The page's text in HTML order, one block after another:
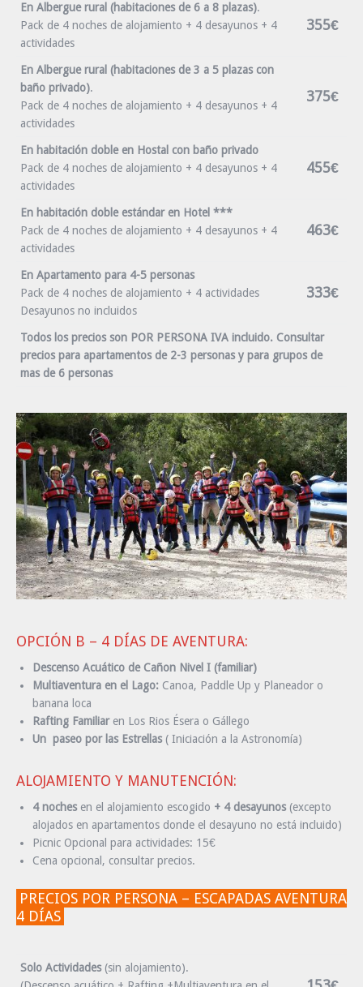
En Albergue rural (habitaciones de 6 a 8 plazas).
Pack de 4 noches de alojamiento + 4 desayunos + 4
actividades
355€
En Albergue rural (habitaciones de 3 a 5 plazas con
baño privado).
Pack de 4 noches de alojamiento + 4 desayunos + 4
actividades
375€
En habitación doble en Hostal con baño privado
Pack de 4 noches de alojamiento + 4 desayunos + 4
actividades
455€
En habitación doble estándar en Hotel ***
Pack de 4 noches de alojamiento + 4 desayunos + 4
actividades
463€
En Apartamento para 4-5 personas
Pack de 4 noches de alojamiento + 4 actividades
Desayunos no incluidos
333€
Todos los precios son POR PERSONA IVA incluido. Consultar
precios para apartamentos de 2-3 personas y para grupos de
mas de 6 personas
OPCIÓN B – 4 DÍAS DE AVENTURA:
Descenso Acuático de Cañon Nivel I (familiar)
Multiaventura en el Lago: Canoa, Paddle Up y Planeador o
banana loca
Rafting Familiaren Los Rios Ésera o Gállego
Un paseo por las Estrellas( Iniciación a la Astronomía)
ALOJAMIENTO Y MANUTENCIÓN:
4 noches en el alojamiento escogido + 4 desayunos(excepto
alojados en apartamentos donde el desayuno no está incluido)
Picnic Opcional para actividades: 15€
Cena opcional, consultar precios.
PRECIOS POR PERSONA – ESCAPADAS AVENTURA
4 DÍAS
Solo Actividades(sin alojamiento).